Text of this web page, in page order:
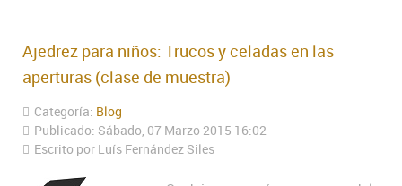
Ajedrez para niños: Trucos y celadas en las
aperturas (clase de muestra)
Categoría: Blog
Publicado: Sábado, 07 Marzo 2015 16:02
Escrito por Luís Fernández Siles